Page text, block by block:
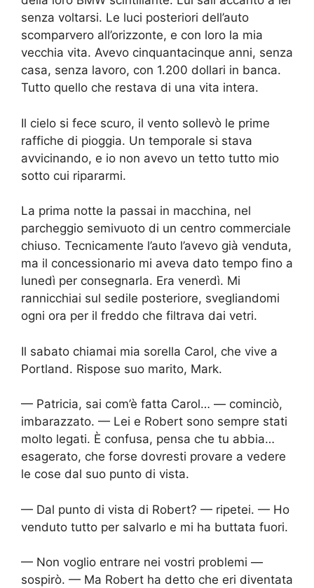
senza voltarsi. Le luci posteriori dell’auto
scomparvero all’orizzonte, e con loro la mia
vecchia vita. Avevo cinquantacinque anni, senza
casa, senza lavoro, con 1.200 dollari in banca.
Tutto quello che restava di una vita intera.
Il cielo si fece scuro, il vento sollevò le prime
raffiche di pioggia. Un temporale si stava
avvicinando, e io non avevo un tetto tutto mio
sotto cui ripararmi.
La prima notte la passai in macchina, nel
parcheggio semivuoto di un centro commerciale
chiuso. Tecnicamente l’auto l’avevo già venduta,
ma il concessionario mi aveva dato tempo fino a
lunedì per consegnarla. Era venerdì. Mi
rannicchiai sul sedile posteriore, svegliandomi
ogni ora per il freddo che filtrava dai vetri.
Il sabato chiamai mia sorella Carol, che vive a
Portland. Rispose suo marito, Mark.
— Patricia, sai com’è fatta Carol… — cominciò,
imbarazzato. — Lei e Robert sono sempre stati
molto legati. È confusa, pensa che tu abbia…
esagerato, che forse dovresti provare a vedere
le cose dal suo punto di vista.
— Dal punto di vista di Robert? — ripetei. — Ho
venduto tutto per salvarlo e mi ha buttata fuori.
— Non voglio entrare nei vostri problemi —
sospirò. — Ma Robert ha detto che eri diventata